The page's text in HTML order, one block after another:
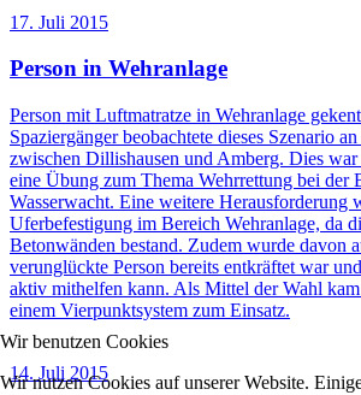
17. Juli 2015
Person in Wehranlage
Person mit Luftmatratze in Wehranlage
Spaziergänger beobachtete dieses Szenario
zwischen Dillishausen und Amberg. Dies
eine Übung zum Thema Wehrrettung bei der
Wasserwacht. Eine weitere Herausforderung
Uferbefestigung im Bereich Wehranlage, da
Betonwänden bestand. Zudem wurde davon
verunglückte Person bereits entkräftet war
aktiv mithelfen kann. Als Mittel der Wahl
einem Vierpunktsystem zum Einsatz.
14. Juli 2015
Wir benutzen Cookies
Wir nutzen Cookies auf unserer Website.